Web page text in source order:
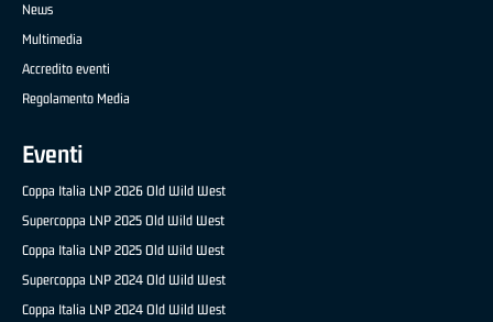
News
Multimedia
Accredito eventi
Regolamento Media
Eventi
Coppa Italia LNP 2026 Old Wild West
Supercoppa LNP 2025 Old Wild West
Coppa Italia LNP 2025 Old Wild West
Supercoppa LNP 2024 Old Wild West
Coppa Italia LNP 2024 Old Wild West